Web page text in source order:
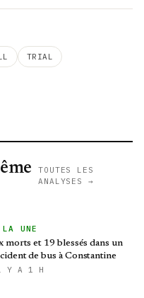
TRIAL
TOUTES LES
ANALYSES →
UNE
morts et 19 blessés dans un
de bus à Constantine
Y A 1 H